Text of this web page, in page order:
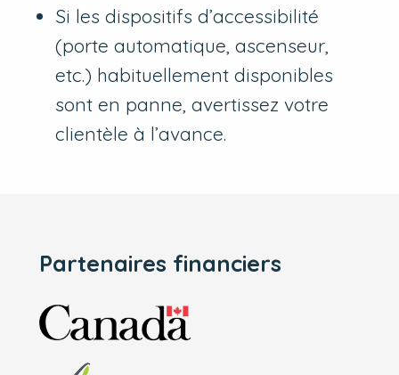
Si les dispositifs d’accessibilité
(porte automatique, ascenseur,
etc.) habituellement disponibles
sont en panne, avertissez votre
clientèle à l’avance.
Partenaires financiers